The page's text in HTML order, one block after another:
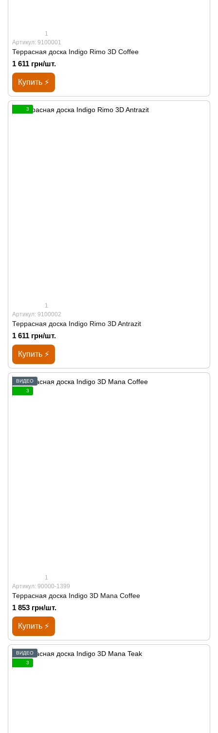
1
Артикул: 9100001
Террасная доска Indigo Rimo 3D Coffee
1 611 грн/шт.
Купить ⚡
3
1
Артикул: 9100002
Террасная доска Indigo Rimo 3D Antrazit
1 611 грн/шт.
Купить ⚡
ВИДЕО
3
1
Артикул: 90000-1399
Террасная доска Indigo 3D Mana Coffee
1 853 грн/шт.
Купить ⚡
ВИДЕО
3